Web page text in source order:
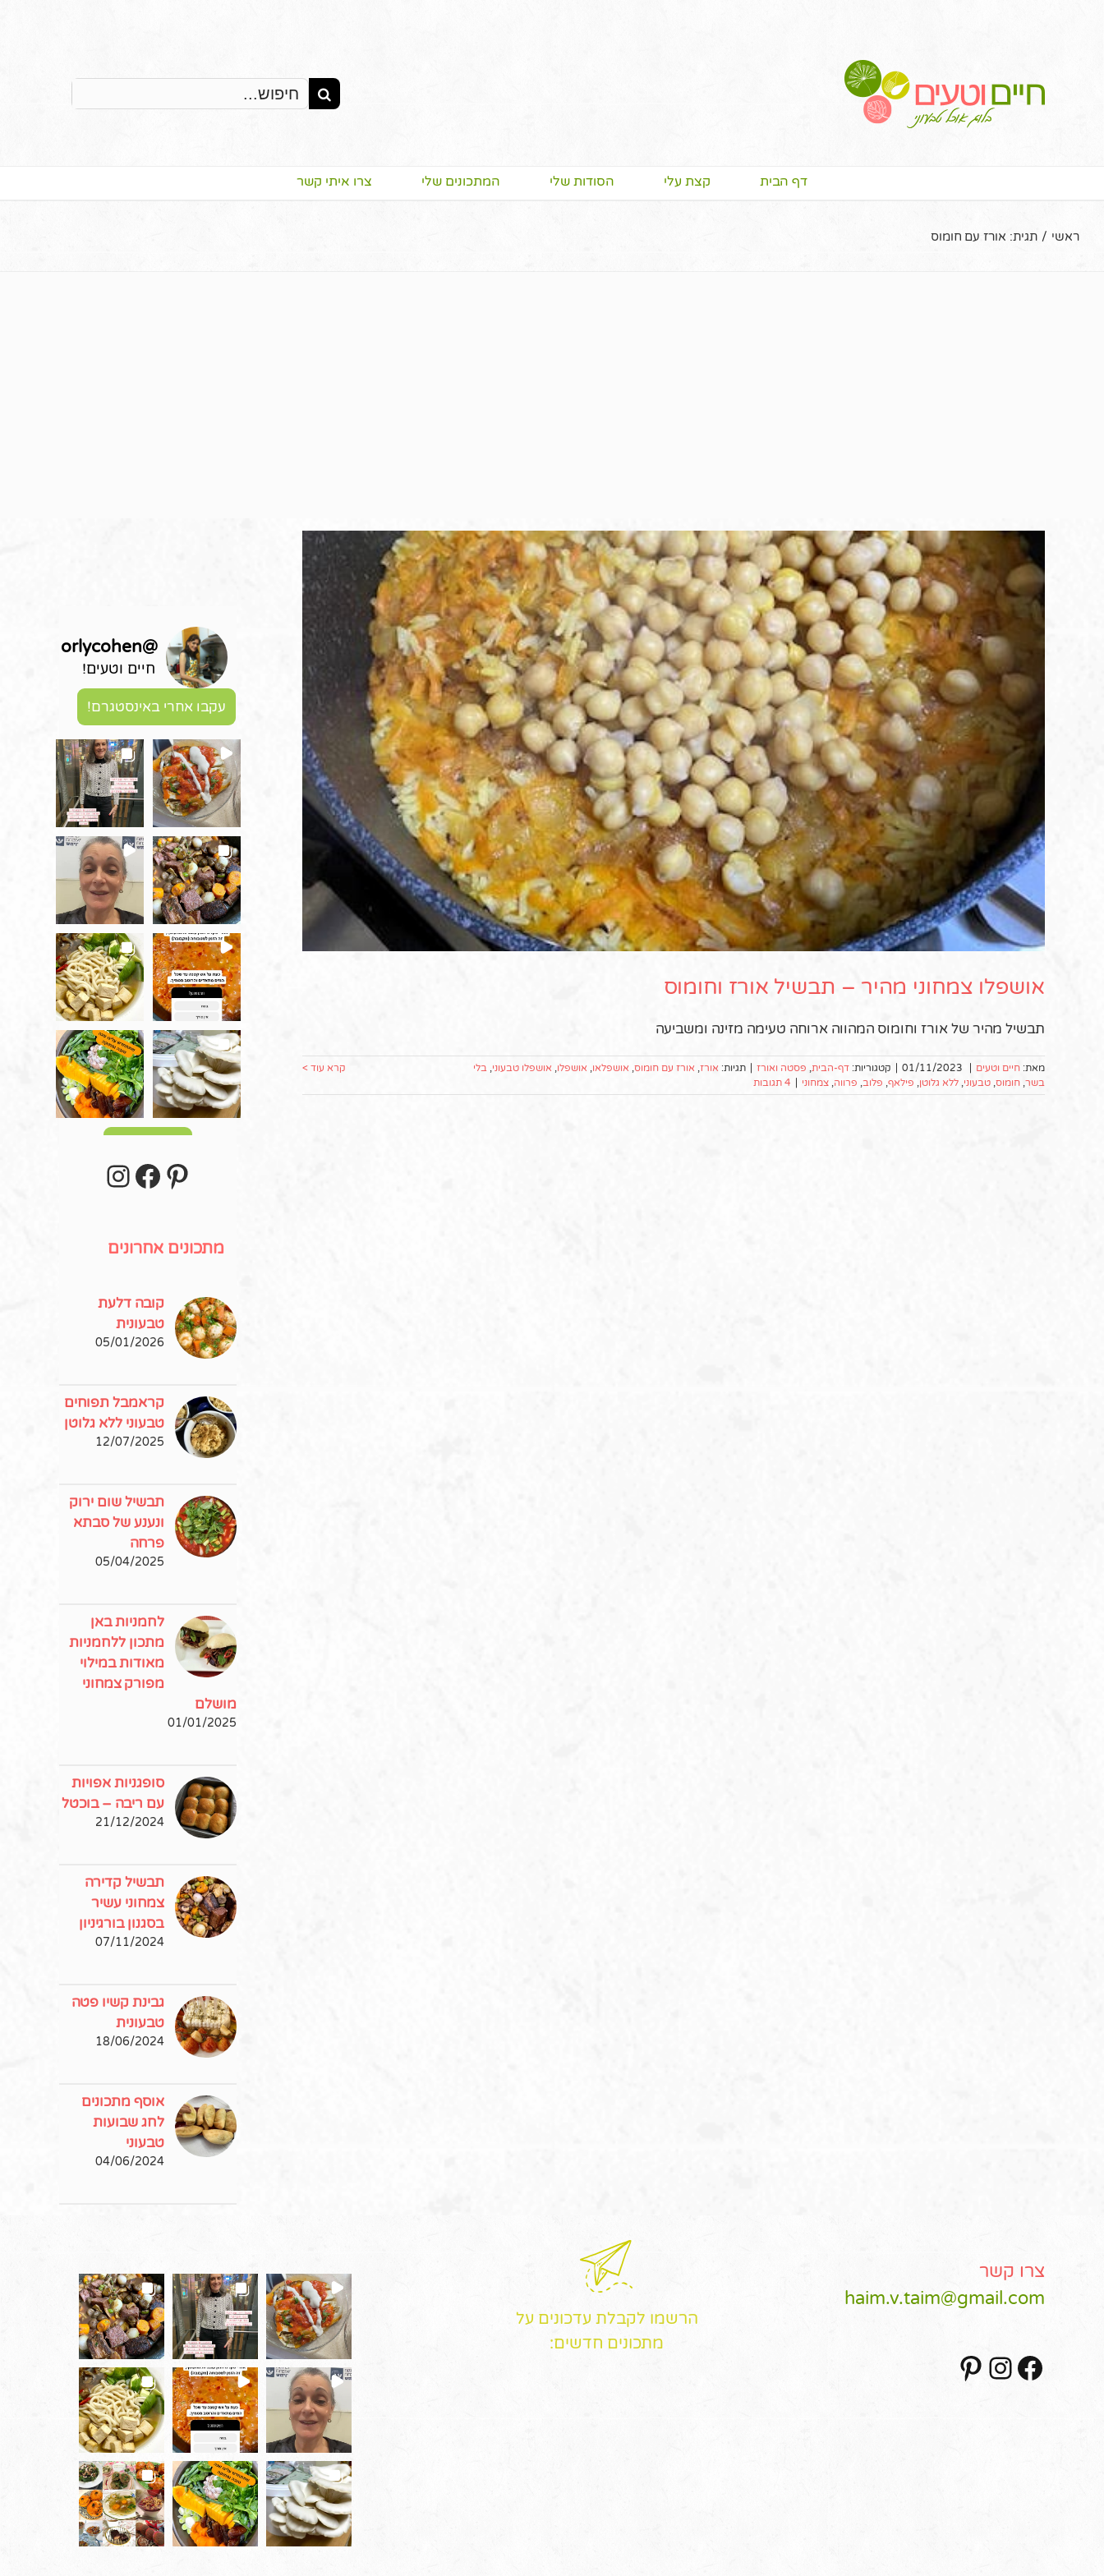
Search
for:
דף הבית קצת עלי הסודות שלי המתכונים שלי צרו איתי קשר
ראשי / תגית: אורז עם חומוס
אושפלו צמחוני מהיר – תבשיל אורז וחומוס
תבשיל מהיר של אורז וחומוס המהווה ארוחה טעימה מזינה ומשביעה
מאת: חיים וטעים 01/11/2023 קטגוריות: דף-הבית, פסטה ואורז תגיות: אורז, אורז עם חומוס, אושפלאו, אושפלו, אושפלו טבעוני, בלי
בשר, חומוס, טבעוני, ללא גלוטן, פילאף, פלוב, פרווה, צמחוני 4 תגובות
קרא עוד >
@
orlycohen
חיים וטעים!
עקבו אחרי באינסטגרם!
Pinterest
מתכונים אחרונים
קובה דלעת
טבעונית
05/01/2026
קראמבל תפוחים
טבעוני ללא גלוטן
12/07/2025
תבשיל שום ירוק
ונענע של סבתא
פרחה
05/04/2025
לחמניות באן
מתכון ללחמניות
מאודות במילוי
מפורק צמחוני
מושלם
01/01/2025
סופגניות אפויות
עם ריבה – בוכטל
21/12/2024
תבשיל קדירה
צמחוני עשיר
בסגנון בורגיניון
07/11/2024
גבינת קשיו פטה
טבעונית
18/06/2024
אוסף מתכונים
לחג שבועות
טבעוני
04/06/2024
צרו קשר
haim.v.taim@gmail.com
Facebook
Instagram
הרשמו לקבלת עדכונים על
מתכונים חדשים: